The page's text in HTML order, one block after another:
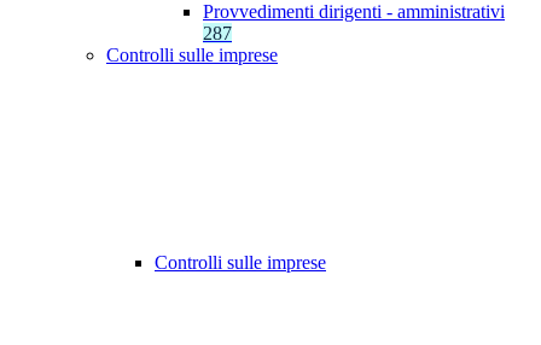
Provvedimenti dirigenti - amministrativi
287
Controlli sulle imprese
Controlli sulle imprese